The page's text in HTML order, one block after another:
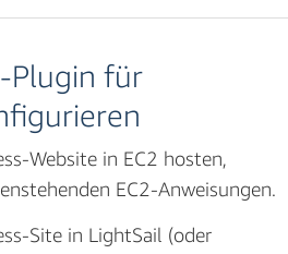
Assistenten müssen Sie die
herunterladenoder die
Plugin für
Website in EC2 hosten,
EC2-Anweisungen.
Site in LightSail (oder